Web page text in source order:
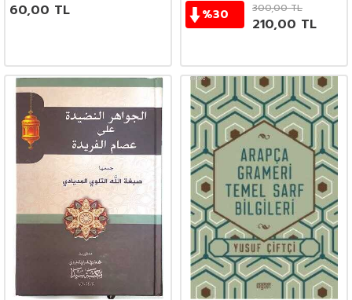
60,00 TL %30 300,00TL
210,00 TL